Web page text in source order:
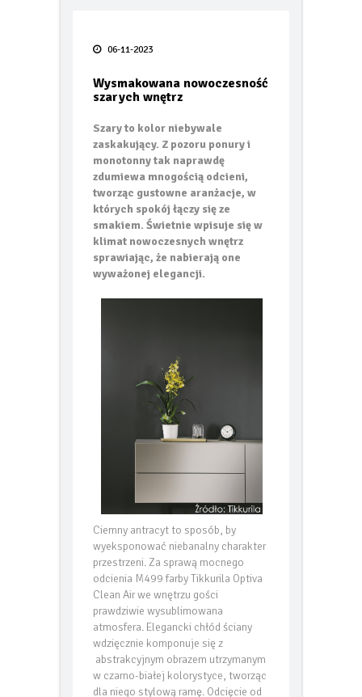
FIAT prezentuje pierwsze oficjalne
modeli Grizzly i Grizzly Fastback
Smak lata pod gołym niebem – jak
urządzić letnią kuchnię w 2026 roku
TECEdrainway – profil
prysznicowy nowej generacji
Odporność termoizolacji na wodę
– wilgotne ocieplenie jest jak mokry
06-11-2023
Wysmakowana nowoczesność
szarych wnętrz
Szary to kolor niebywale
zaskakujący. Z pozoru ponury i
monotonny tak naprawdę
zdumiewa mnogością odcieni,
tworząc gustowne aranżacje, w
których spokój łączy się ze
smakiem. Świetnie wpisuje się w
klimat nowoczesnych wnętrz
sprawiając, że nabierają one
wyważonej elegancji.
Ciemny antracyt to sposób, by
wyeksponować niebanalny charakter
przestrzeni. Za sprawą mocnego
odcienia M499 farby Tikkurila Optiva
Clean Air we wnętrzu gości
prawdziwie wysublimowana
atmosfera. Elegancki chłód ściany
wdzięcznie komponuje się z
abstrakcyjnym obrazem utrzymanym
w czarno-białej kolorystyce, tworząc
dla niego stylową ramę. Odcięcie od